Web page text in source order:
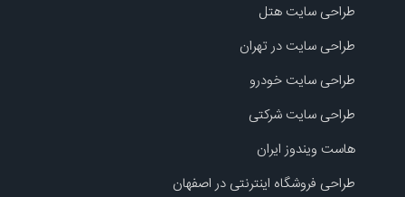
طراحی سایت هتل
طراحی سایت در تهران
طراحی سایت خودرو
طراحی سایت شرکتی
هاست ویندوز ایران
طراحی فروشگاه اینترنتی در اصفهان